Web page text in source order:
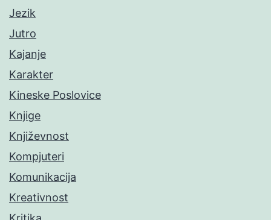
Jezik
Jutro
Kajanje
Karakter
Kineske Poslovice
Knjige
Književnost
Kompjuteri
Komunikacija
Kreativnost